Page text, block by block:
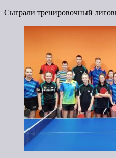
Сыграли тренировочный